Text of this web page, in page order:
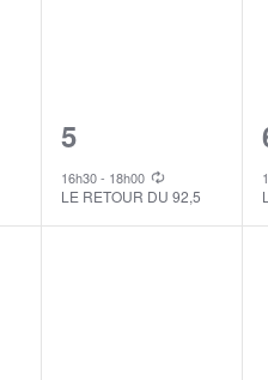
1
event,
5
16h30- 18h00
LE RETOUR DU 92,5